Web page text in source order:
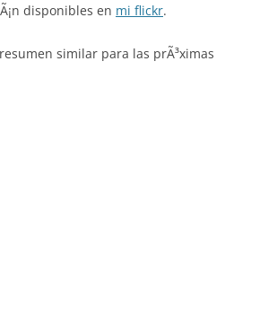
disponibles en mi flickr.
similar para las prÃ³ximas